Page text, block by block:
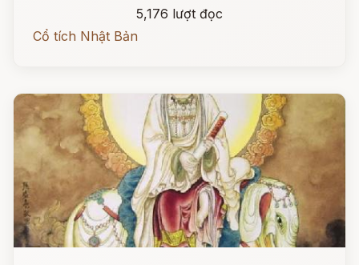
5,176 lượt đọc
Cổ tích Nhật Bản